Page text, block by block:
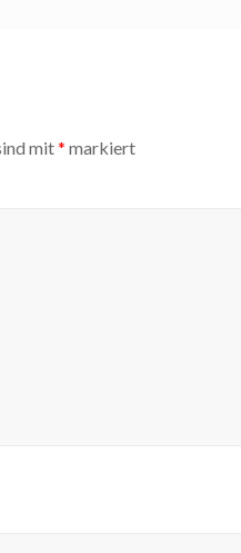
mit* markiert